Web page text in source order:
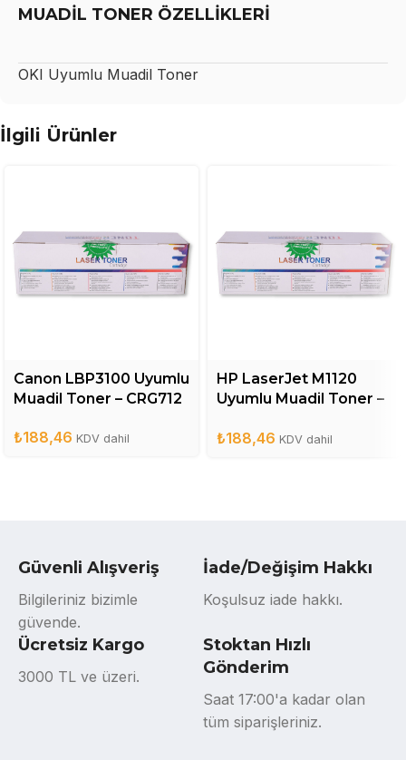
MUADİL TONER ÖZELLİKLERİ
OKI Uyumlu Muadil Toner
İlgili Ürünler
Canon LBP3100 Uyumlu
Muadil Toner – CRG712
₺188,46 KDV dahil
HP LaserJet M1120
Uyumlu Muadil Toner –
₺188,46 KDV dahil
Güvenli Alışveriş
Bilgileriniz bizimle
güvende.
İade/Değişim Hakkı
Koşulsuz iade hakkı.
Ücretsiz Kargo
3000 TL ve üzeri.
Stoktan Hızlı
Gönderim
Saat 17:00'a kadar olan
tüm siparişleriniz.